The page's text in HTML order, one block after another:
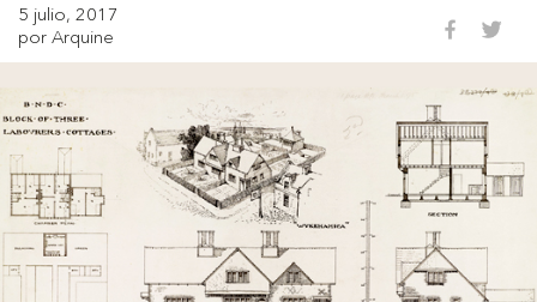
5 julio, 2017
por Arquine